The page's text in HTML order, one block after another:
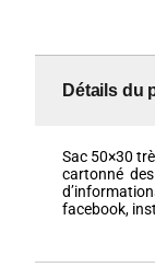
Détails du
Sac 50×30
cartonné des
facebook,